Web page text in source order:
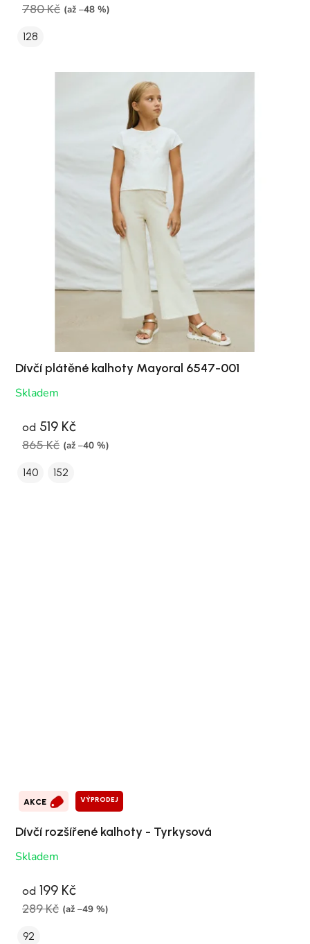
780 Kč (až –48 %)
128
Dívčí plátěné kalhoty Mayoral 6547-001
Skladem
od 519 Kč
865 Kč (až –40 %)
140 152
AKCE VÝPRODEJ
Dívčí rozšířené kalhoty - Tyrkysová
Skladem
od 199 Kč
289 Kč (až –49 %)
92